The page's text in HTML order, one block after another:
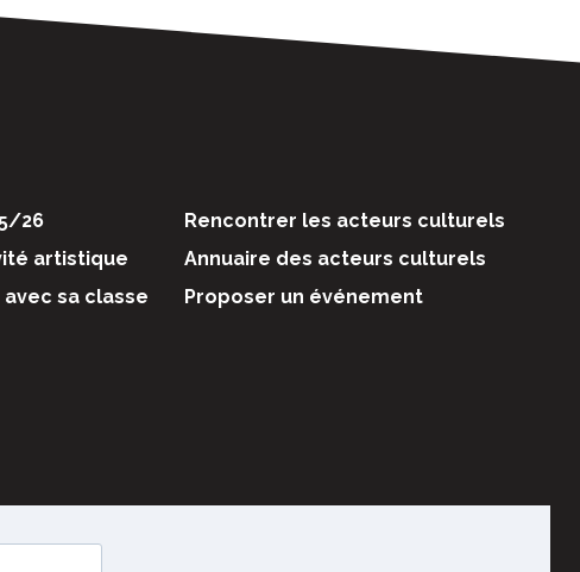
26
artistique
sa classe
Rencontrer les acteurs culturels
Annuaire des acteurs culturels
Proposer un événement